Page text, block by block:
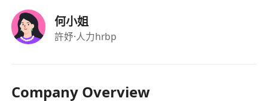
彎腰、搬運清潔物料（一般不超過20公斤）及適
應不同氣候條件下戶外/室內作業；
具責任感及良好工作態度，服從主管安排，守時
酒店或醫院等場所從事清潔工作者經驗將獲優先
何小姐
許妤·人力hrbp
Company Overview